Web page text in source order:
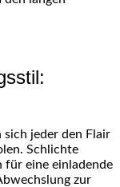
jeder den Flair
Schlichte
für eine einladende
zur